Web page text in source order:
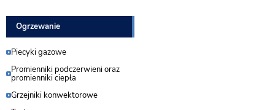
Ogrzewanie
Piecyki gazowe
Promienniki podczerwieni oraz
promienniki ciepła
Grzejniki konwektorowe